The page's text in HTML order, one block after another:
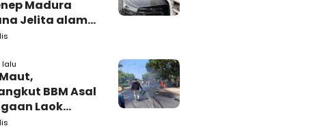
Madura
Jelita alami
di
BBM Asal
Laok